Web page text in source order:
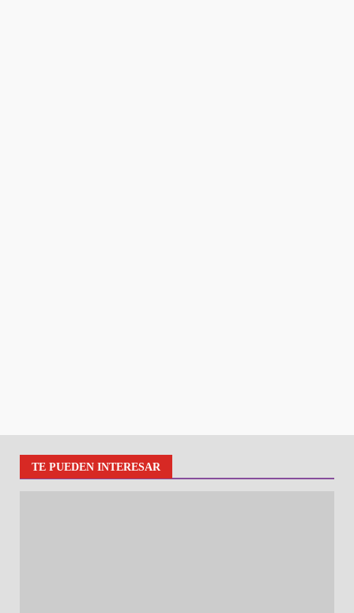
TE PUEDEN INTERESAR